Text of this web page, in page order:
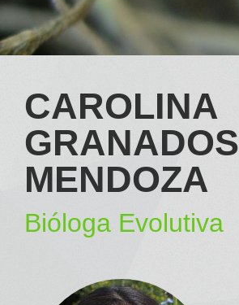
CAROLINA
GRANADOS
MENDOZA
Bióloga Evolutiva